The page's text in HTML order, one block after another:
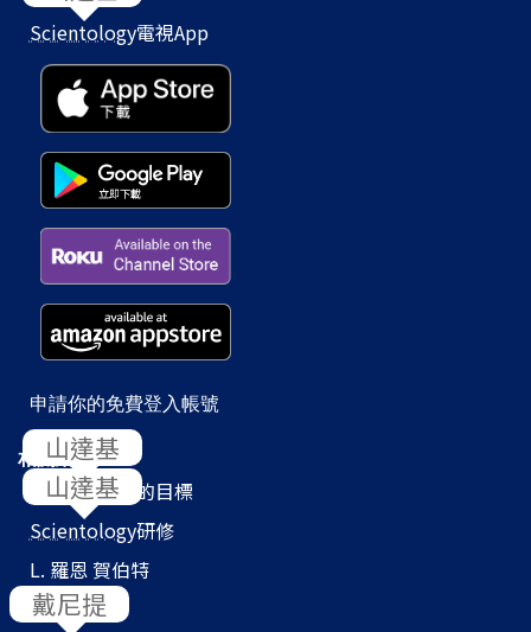
Scientology電視App
申請你的免費登入帳號
相關網站
Scientology
的目標
Scientology研修
L. 羅恩 賀伯特
教會搜尋器